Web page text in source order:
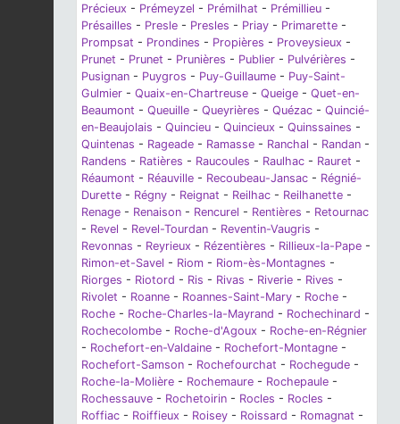
Précieux - Prémeyzel - Prémilhat - Prémillieu -
Présailles - Presle - Presles - Priay - Primarette -
Prompsat - Prondines - Propières - Proveysieux -
Prunet - Prunet - Prunières - Publier - Pulvérières -
Pusignan - Puygros - Puy-Guillaume - Puy-Saint-
Gulmier - Quaix-en-Chartreuse - Queige - Quet-en-
Beaumont - Queuille - Queyrières - Quézac - Quincié-
en-Beaujolais - Quincieu - Quincieux - Quinssaines -
Quintenas - Rageade - Ramasse - Ranchal - Randan -
Randens - Ratières - Raucoules - Raulhac - Rauret -
Réaumont - Réauville - Recoubeau-Jansac - Régnié-
Durette - Régny - Reignat - Reilhac - Reilhanette -
Renage - Renaison - Rencurel - Rentières - Retournac
- Revel - Revel-Tourdan - Reventin-Vaugris -
Revonnas - Reyrieux - Rézentières - Rillieux-la-Pape -
Rimon-et-Savel - Riom - Riom-ès-Montagnes -
Riorges - Riotord - Ris - Rivas - Riverie - Rives -
Rivolet - Roanne - Roannes-Saint-Mary - Roche -
Roche - Roche-Charles-la-Mayrand - Rochechinard -
Rochecolombe - Roche-d'Agoux - Roche-en-Régnier
- Rochefort-en-Valdaine - Rochefort-Montagne -
Rochefort-Samson - Rochefourchat - Rochegude -
Roche-la-Molière - Rochemaure - Rochepaule -
Rochessauve - Rochetoirin - Rocles - Rocles -
Roffiac - Roiffieux - Roisey - Roissard - Romagnat -